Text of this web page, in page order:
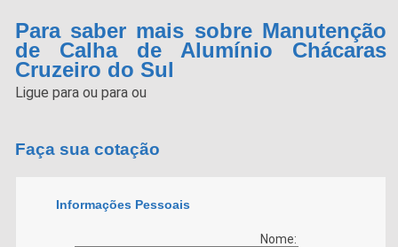
Para saber mais sobre Manutenção
de Calha de Alumínio Chácaras
Cruzeiro do Sul
Ligue paraou paraou
Faça sua cotação
Informações Pessoais
Nome: